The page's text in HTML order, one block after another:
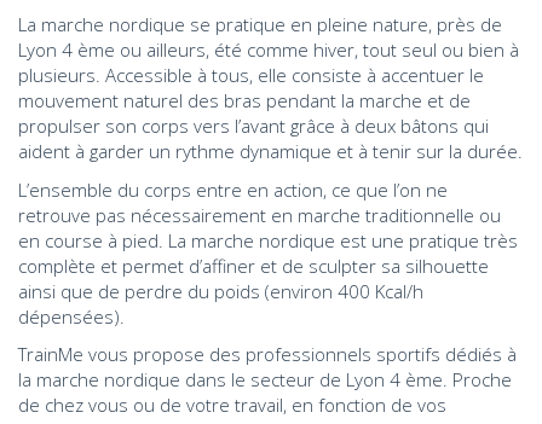
La marche nordique se pratique en pleine nature, près de
Lyon 4 ème ou ailleurs, été comme hiver, tout seul ou bien à
plusieurs. Accessible à tous, elle consiste à accentuer le
mouvement naturel des bras pendant la marche et de
propulser son corps vers l’avant grâce à deux bâtons qui
aident à garder un rythme dynamique et à tenir sur la durée.
L’ensemble du corps entre en action, ce que l’on ne
retrouve pas nécessairement en marche traditionnelle ou
en course à pied. La marche nordique est une pratique très
complète et permet d’affiner et de sculpter sa silhouette
ainsi que de perdre du poids (environ 400 Kcal/h
dépensées).
TrainMe vous propose des professionnels sportifs dédiés à
la marche nordique dans le secteur de Lyon 4 ème. Proche
de chez vous ou de votre travail, en fonction de vos